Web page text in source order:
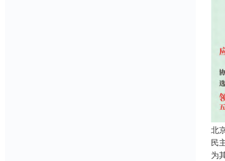
北
民
为